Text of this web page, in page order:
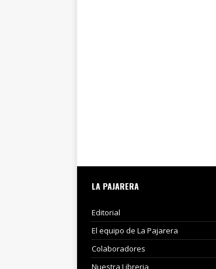
LA PAJARERA
Editorial
El equipo de La Pajarera
Colaboradores
Nuestra Libreria